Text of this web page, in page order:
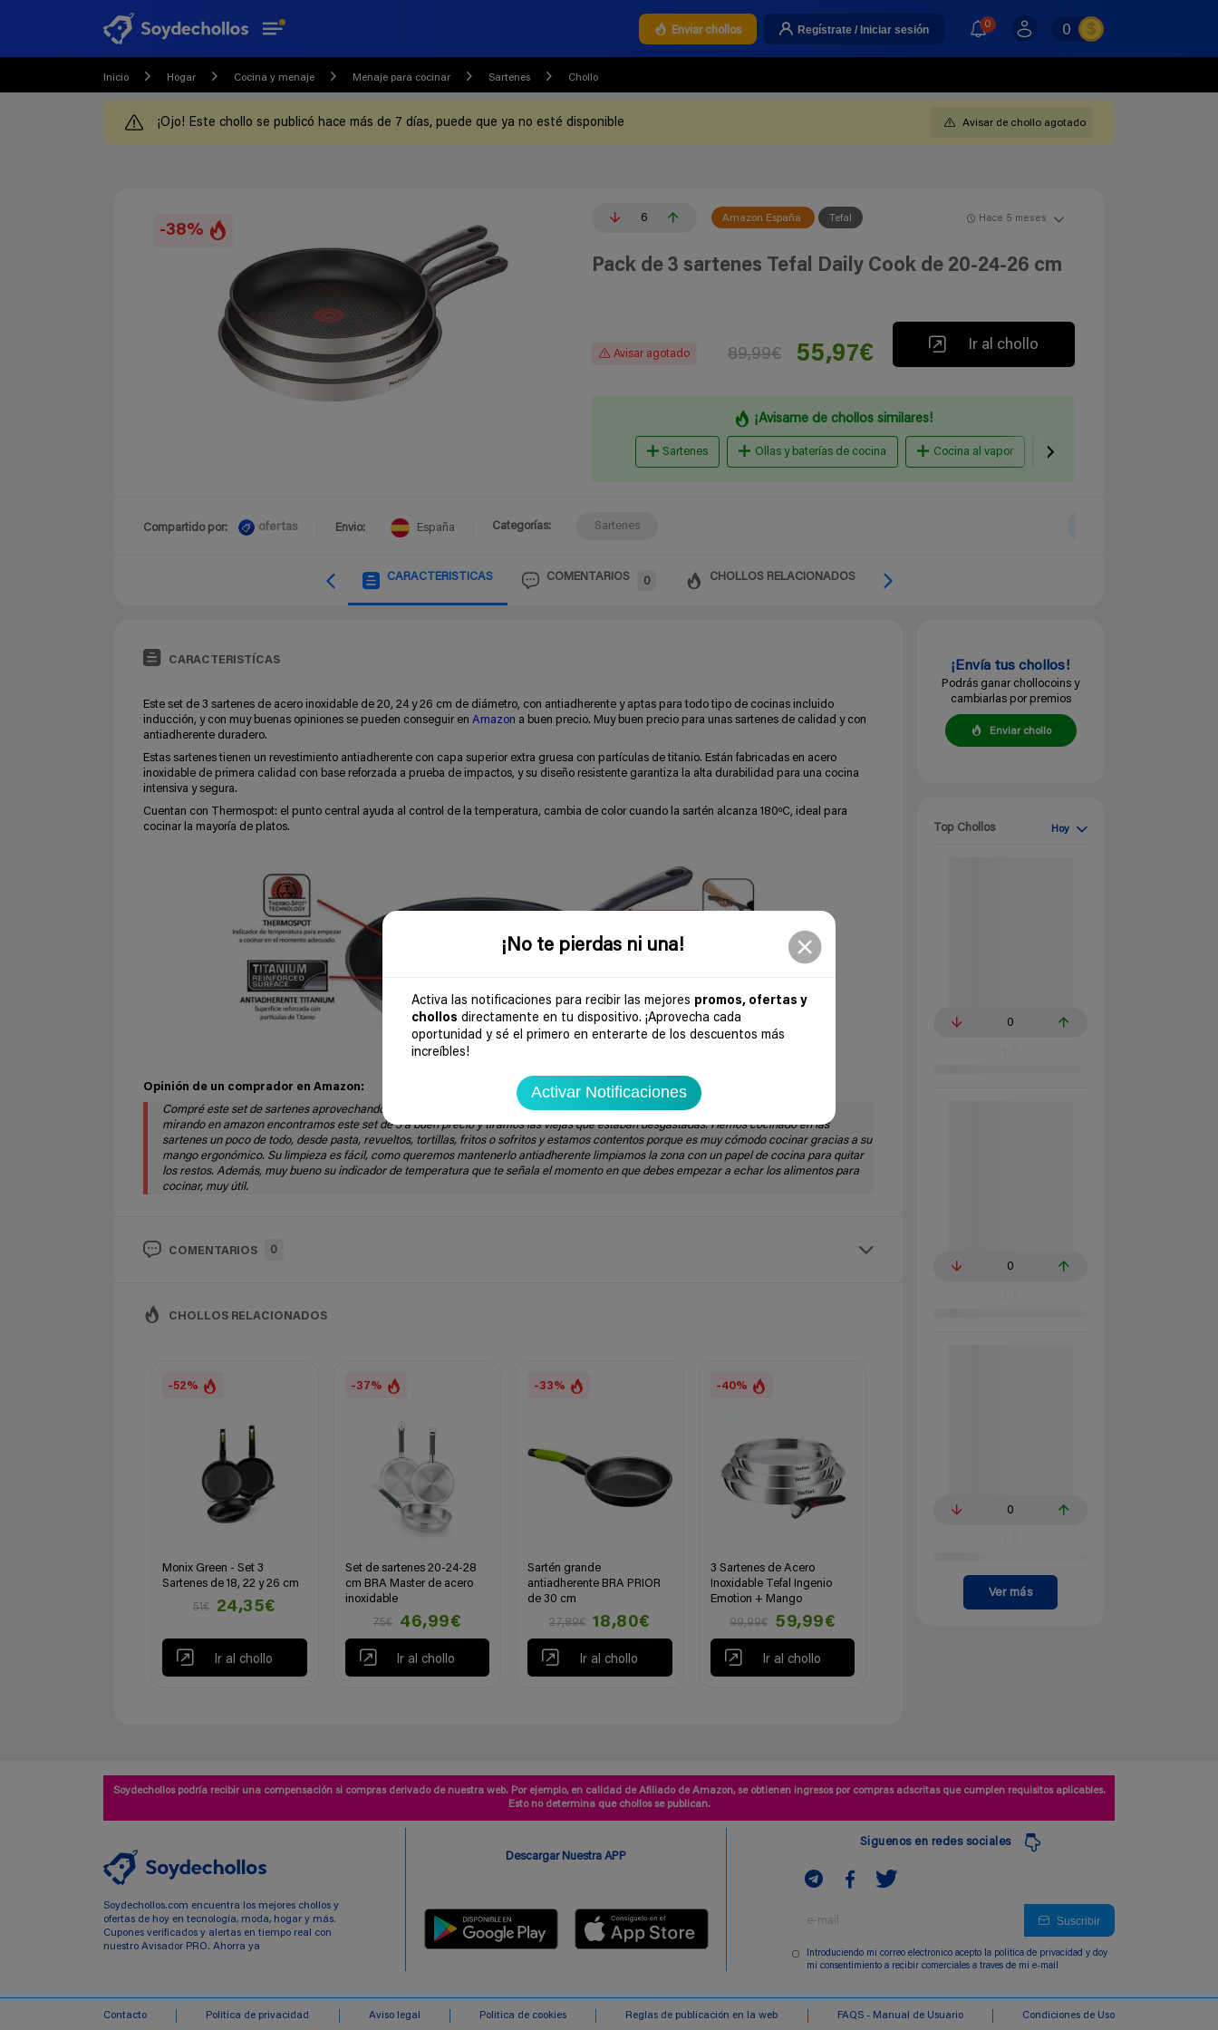
¡No te pierdas ni una!
Activa las notificaciones para recibir las mejores promos, ofertas y
chollos directamente en tu dispositivo. ¡Aprovecha cada
oportunidad y sé el primero en enterarte de los descuentos más
increíbles!
Activar Notificaciones
Enviar chollos Regístrate / Iniciar sesión 0 0
Inicio Hogar Cocina y menaje Menaje para cocinar Sartenes Chollo
¡Ojo! Este chollo se publicó hace más de 7 días, puede que ya no esté disponible Avisar de chollo agotado
-38%
6 Amazon España Tefal Hace 5 meses
Pack de 3 sartenes Tefal Daily Cook de 20-24-26 cm
Avisar agotado 89,99€ 55,97€ Ir al chollo
¡Avisame de chollos similares!
Sartenes Ollas y baterías de cocina Cocina al vapor
Compartido por: ofertas Envio: España Categorías: Sartenes
CARACTERISTICAS COMENTARIOS 0 CHOLLOS RELACIONADOS
CARACTERISTÍCAS
Este set de 3 sartenes de acero inoxidable de 20, 24 y 26 cm de diámetro, con antiadherente y aptas para todo tipo de cocinas incluido
inducción, y con muy buenas opiniones se pueden conseguir en Amazon a buen precio. Muy buen precio para unas sartenes de calidad y con
antiadherente duradero.
Estas sartenes tienen un revestimiento antiadherente con capa superior extra gruesa con partículas de titanio. Están fabricadas en acero
inoxidable de primera calidad con base reforzada a prueba de impactos, y su diseño resistente garantiza la alta durabilidad para una cocina
intensiva y segura.
Cuentan con Thermospot: el punto central ayuda al control de la temperatura, cambia de color cuando la sartén alcanza 180ºC, ideal para
cocinar la mayoría de platos.
Opinión de un comprador en Amazon:
Compré este set de sartenes aprovechando que nos cambiamos de vivienda. Precisamente queríamos renovar las sartenes así que
mirando en amazon encontramos este set de 3 a buen precio y tiramos las viejas que estaban desgastadas. Hemos cocinado en las
sartenes un poco de todo, desde pasta, revueltos, tortillas, fritos o sofritos y estamos contentos porque es muy cómodo cocinar gracias a su
mango ergonómico. Su limpieza es fácil, como queremos mantenerlo antiadherente limpiamos la zona con un papel de cocina para quitar
los restos. Además, muy bueno su indicador de temperatura que te señala el momento en que debes empezar a echar los alimentos para
cocinar, muy útil.
COMENTARIOS 0
CHOLLOS RELACIONADOS
-52%
Monix Green - Set 3
Sartenes de 18, 22 y 26 cm
51€
24,35€
Ir al chollo
-37%
Set de sartenes 20-24-28
cm BRA Master de acero
inoxidable
75€
46,99€
Ir al chollo
-33%
Sartén grande
antiadherente BRA PRIOR
de 30 cm
27,89€
18,80€
Ir al chollo
-40%
3 Sartenes de Acero
Inoxidable Tefal Ingenio
Emotion + Mango
99,99€
59,99€
Ir al chollo
¡Envía tus chollos!
Podrás ganar chollocoins y
cambiarlas por premios
Enviar chollo
Top Chollos Hoy
0
0
0
Ver más
Soydechollos podría recibir una compensación si compras derivado de nuestra web. Por ejemplo, en calidad de Afiliado de Amazon, se obtienen ingresos por compras adscritas que cumplen requisitos aplicables.
Esto no determina que chollos se publican.
Soydechollos.com encuentra los mejores chollos y
ofertas de hoy en tecnología, moda, hogar y más.
Cupones verificados y alertas en tiempo real con
nuestro Avisador PRO. Ahorra ya
Descargar Nuestra APP
Siguenos en redes sociales
Suscribir
Introduciendo mi correo electronico acepto la politica de privacidad y doy
mi consentimiento a recibir comerciales a traves de mi e-mail
Contacto Politica de privacidad Aviso legal Politica de cookies Reglas de publicación en la web FAQS - Manual de Usuario Condiciones de Uso